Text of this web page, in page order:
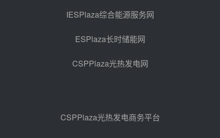
热发电工程EPC总承包项目熔盐截
昊森机电中标新疆华电天山北麓基
地100MW光热发电工程EPC总承
包项目熔盐介质超声波流量计采购
前天 08-05 17:09
前天 08-05 14:48
IESPlaza综合能源服务网
ESPlaza长时储能网
CSPPlaza光热发电网
CSPPlaza光热发电商务平台